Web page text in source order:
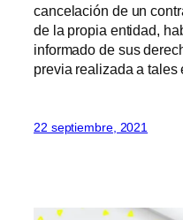
cancelación de un
de la propia entidad,
informado de sus
previa realizada a tales
22 septiembre, 2021